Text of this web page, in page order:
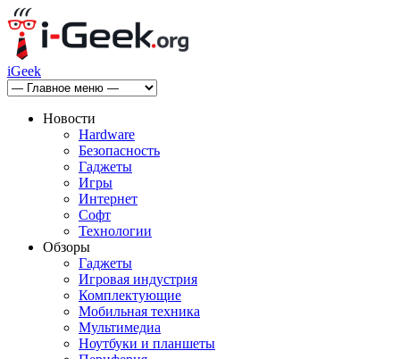
iGeek
Новости
Hardware
Безопасность
Гаджеты
Игры
Интернет
Софт
Технологии
Обзоры
Гаджеты
Игровая индустрия
Комплектующие
Мобильная техника
Мультимедиа
Ноутбуки и планшеты